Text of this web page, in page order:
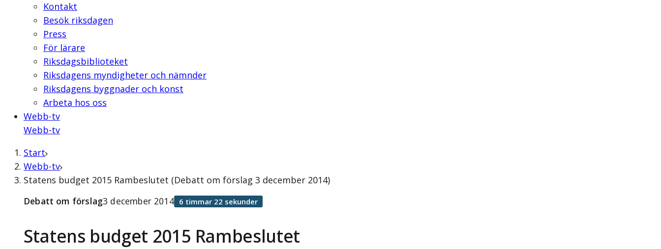
Kontakt
Besök riksdagen
Press
För lärare
Riksdagsbiblioteket
Riksdagens myndigheter och nämnder
Riksdagens byggnader och konst
Arbeta hos oss
Webb-tv
Webb-tv
Start
Webb-tv
Statens budget 2015 Rambeslutet (Debatt om förslag 3 december 2014)
Statens budget 2015 Rambeslutet
Debatt om förslag3 december 2014 6 timmar 22 sekunder